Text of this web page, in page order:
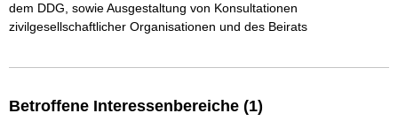
dem DDG, sowie Ausgestaltung von Konsultationen
zivilgesellschaftlicher Organisationen und des Beirats
Betroffene Interessenbereiche (1)